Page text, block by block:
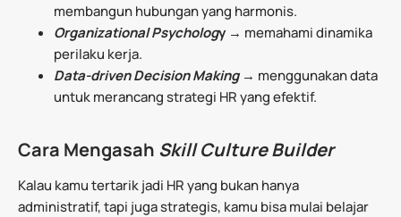
membangun hubungan yang harmonis.
Organizational Psychology→ memahami dinamika
perilaku kerja.
Data-driven Decision Making→ menggunakan data
untuk merancang strategi HR yang efektif.
Cara Mengasah Skill Culture Builder
Kalau kamu tertarik jadi HR yang bukan hanya
administratif, tapi juga strategis, kamu bisa mulai belajar